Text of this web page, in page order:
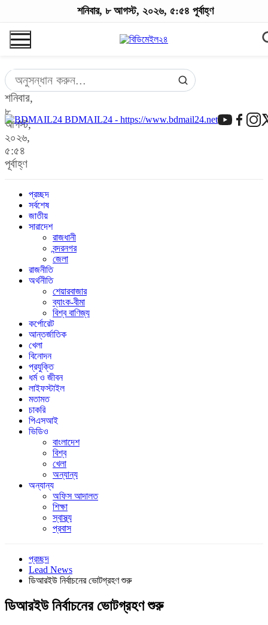
শনিবার,
৮
আগস্ট,
২০২৬,
৫:৫৪
পূর্বাহ্ণ
BDMAIL24 - https://www.bdmail24.net
প্রচ্ছদ
সর্বশেষ
জাতীয়
সারাদেশ
রাজধানী
বন্দরনগর
জেলা
রাজনীতি
অর্থনীতি
শেয়ারবাজার
ব্যাংক-বীমা
বিশ্ব বাণিজ্য
কর্পোরেট
আন্তর্জাতিক
খেলা
বিনোদন
প্রযুক্তি
ধর্ম ও জীবন
লাইফস্টাইল
মতামত
চাকরি
পিএসআই
ভিডিও
বাংলাদেশ
বিশ্ব
খেলা
অন্যান্য
অন্যান্য
অফিস আদালত
শিক্ষা
স্বাস্থ্য
প্রবাস
শনিবার, ৮ আগস্ট, ২০২৬, ৫:৫৪ পূর্বাহ্ণ
প্রচ্ছদ
Lead News
ডিআরইউ নির্বাচনের ভোটগ্রহণ শুরু
ডিআরইউ নির্বাচনের ভোটগ্রহণ শুরু